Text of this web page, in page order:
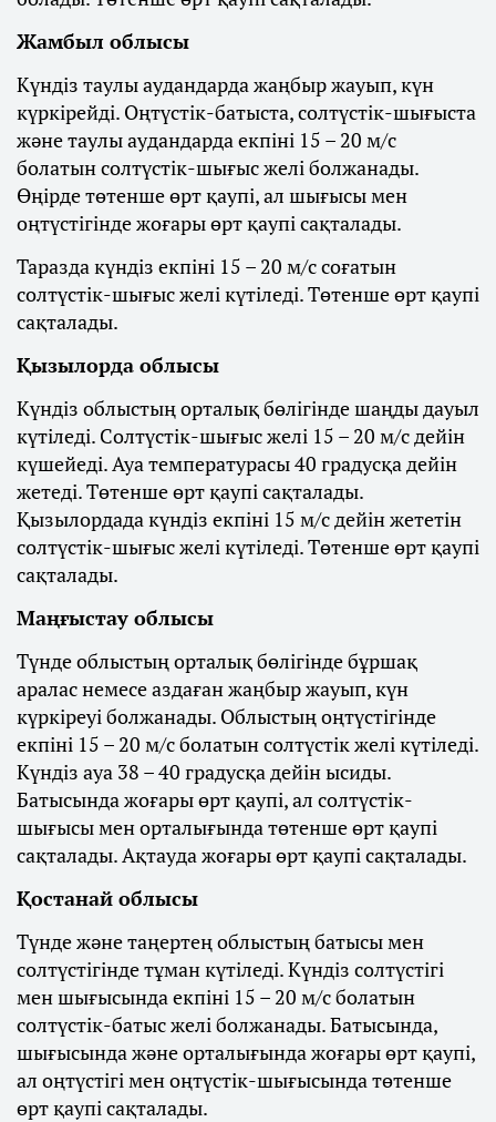
Жамбыл облысы
Күндіз таулы аудандарда жаңбыр жауып, күн
күркірейді. Оңтүстік-батыста, солтүстік-шығыста
және таулы аудандарда екпіні 15 – 20 м/с
болатын солтүстік-шығыс желі болжанады.
Өңірде төтенше өрт қаупі, ал шығысы мен
оңтүстігінде жоғары өрт қаупі сақталады.
Таразда күндіз екпіні 15 – 20 м/с соғатын
солтүстік-шығыс желі күтіледі. Төтенше өрт қаупі
сақталады.
Қызылорда облысы
Күндіз облыстың орталық бөлігінде шаңды дауыл
күтіледі. Солтүстік-шығыс желі 15 – 20 м/с дейін
күшейеді. Ауа температурасы 40 градусқа дейін
жетеді. Төтенше өрт қаупі сақталады.
Қызылордада күндіз екпіні 15 м/с дейін жететін
солтүстік-шығыс желі күтіледі. Төтенше өрт қаупі
сақталады.
Маңғыстау облысы
Түнде облыстың орталық бөлігінде бұршақ
аралас немесе аздаған жаңбыр жауып, күн
күркіреуі болжанады. Облыстың оңтүстігінде
екпіні 15 – 20 м/с болатын солтүстік желі күтіледі.
Күндіз ауа 38 – 40 градусқа дейін ысиды.
Батысында жоғары өрт қаупі, ал солтүстік-
шығысы мен орталығында төтенше өрт қаупі
сақталады. Ақтауда жоғары өрт қаупі сақталады.
Қостанай облысы
Түнде және таңертең облыстың батысы мен
солтүстігінде тұман күтіледі. Күндіз солтүстігі
мен шығысында екпіні 15 – 20 м/с болатын
солтүстік-батыс желі болжанады. Батысында,
шығысында және орталығында жоғары өрт қаупі,
ал оңтүстігі мен оңтүстік-шығысында төтенше
өрт қаупі сақталады.